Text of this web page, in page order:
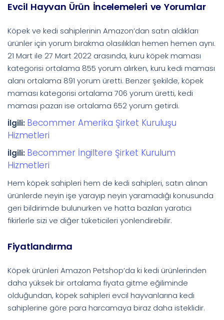
Evcil Hayvan Ürün İncelemeleri ve Yorumlar
Köpek ve kedi sahiplerinin Amazon’dan satın aldıkları
ürünler için yorum bırakma olasılıkları hemen hemen aynı.
21 Mart ile 27 Mart 2022 arasında, kuru köpek maması
kategorisi ortalama 855 yorum alırken, kuru kedi maması
alanı ortalama 891 yorum üretti. Benzer şekilde, köpek
maması kategorisi ortalama 706 yorum üretti, kedi
maması pazarı ise ortalama 652 yorum getirdi.
İlgili: Becommer Amerika Şirket Kuruluşu
Hizmetleri
İlgili: Becommer İngiltere Şirket Kurulum
Hizmetleri
Hem köpek sahipleri hem de kedi sahipleri, satın alınan
ürünlerde neyin işe yarayıp neyin yaramadığı konusunda
geri bildirimde bulunurken ve hatta bazıları yaratıcı
fikirlerle sizi ve diğer tüketicileri yönlendirebilir.
Fiyatlandırma
Köpek ürünleri Amazon Petshop’da ki kedi ürünlerinden
daha yüksek bir ortalama fiyata gitme eğiliminde
olduğundan, köpek sahipleri evcil hayvanlarına kedi
sahiplerine göre para harcamaya biraz daha isteklidir.